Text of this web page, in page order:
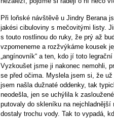
Při loňské návštěvě u Jindry Berana
jakési cibuloviny s mečovitými listy.
s touto rostlinou do ruky, že prý až
vzpomeneme a rozžvýkáme kousek
„angínovník“ a ten, kdo jí toto
Vyzkoušet jsme ji nakonec nemohli,
se před očima. Myslela jsem si, že
jsem našla dužnaté oddenky, tak
neodešla, jen se uchýlila k
putovaly do skleníku na
dostaly trochu vody. Tak to vypadá,